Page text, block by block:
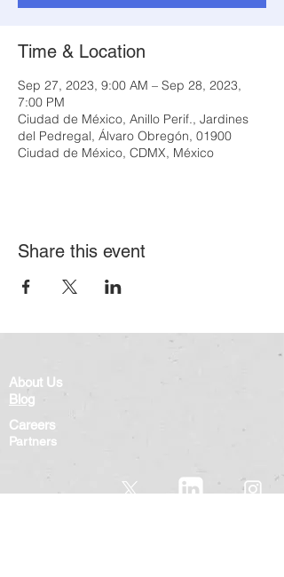
Time & Location
Sep 27, 2023, 9:00 AM – Sep 28, 2023,
7:00 PM
Ciudad de México, Anillo Perif., Jardines
del Pedregal, Álvaro Obregón, 01900
Ciudad de México, CDMX, México
Share this event
About Us
Blog
Careers
Partners